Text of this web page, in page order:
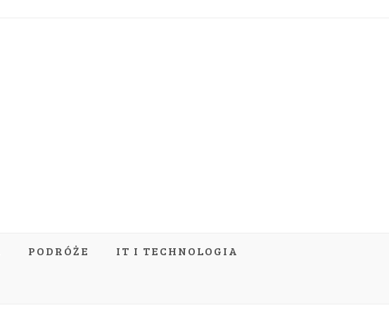
PODRÓŻE IT I TECHNOLOGIA